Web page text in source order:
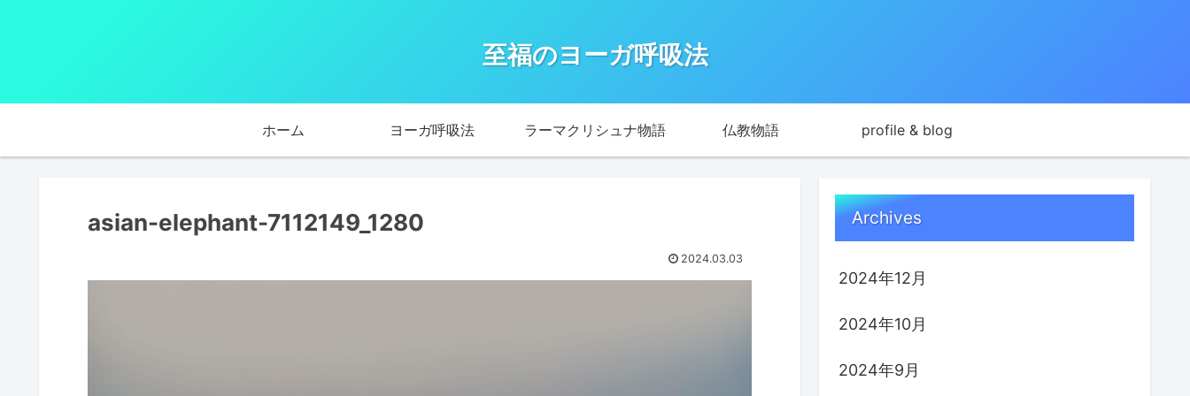
至福のヨーガ呼吸法
ホーム ヨーガ呼吸法 ラーマクリシュナ物語 仏教物語 profile & blog
asian-elephant-7112149_1280
2024.03.03
Archives
2024年12月
2024年10月
2024年9月